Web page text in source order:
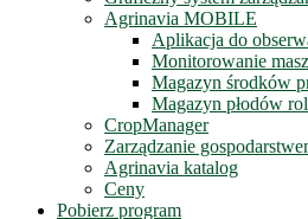
Agrinavia MOBILE
Aplikacja do
Monitorowanie
Magazyn środków
Magazyn płodów
CropManager
Zarządzanie
Agrinavia katalog
Ceny
Pobierz program